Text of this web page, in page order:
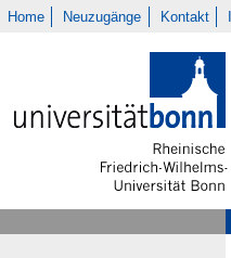
Home Neuzugänge Kontakt